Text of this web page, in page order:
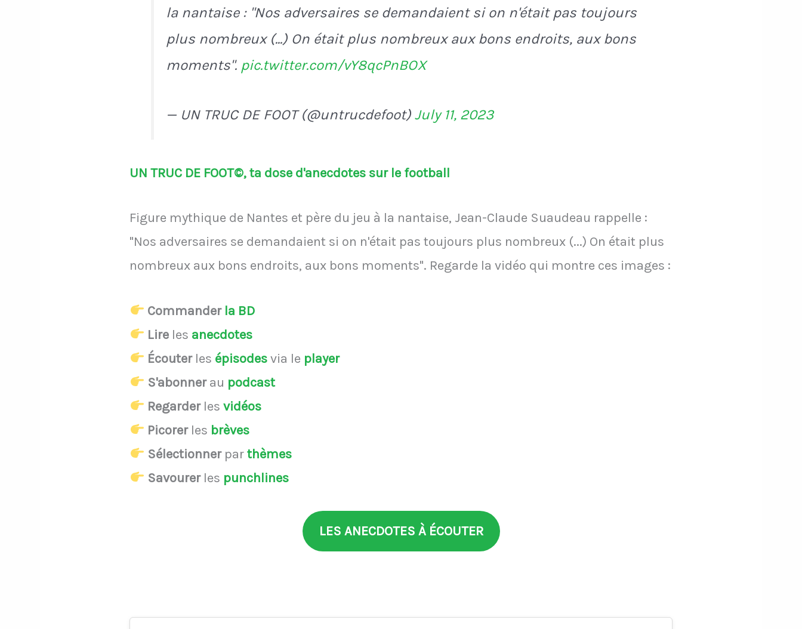
la nantaise : "Nos adversaires se demandaient si on n'était pas toujours
plus nombreux (...) On était plus nombreux aux bons endroits, aux bons
moments". pic.twitter.com/vY8qcPnBOX
— UN TRUC DE FOOT (@untrucdefoot)July 11, 2023
UN TRUC DE FOOT©, ta dose d'anecdotes sur le football
Figure mythique de Nantes et père du jeu à la nantaise, Jean-Claude Suaudeau rappelle :
"Nos adversaires se demandaient si on n'était pas toujours plus nombreux (...) On était plus
nombreux aux bons endroits, aux bons moments". Regarde la vidéo qui montre ces images :
Commander la BD
Lire les anecdotes
Écouterles épisodesvia le player
S'abonnerau podcast
Regarderlesvidéos
Picorerles brèves
Sélectionnerparthèmes
Savourerles punchlines
LES ANECDOTES À ÉCOUTER